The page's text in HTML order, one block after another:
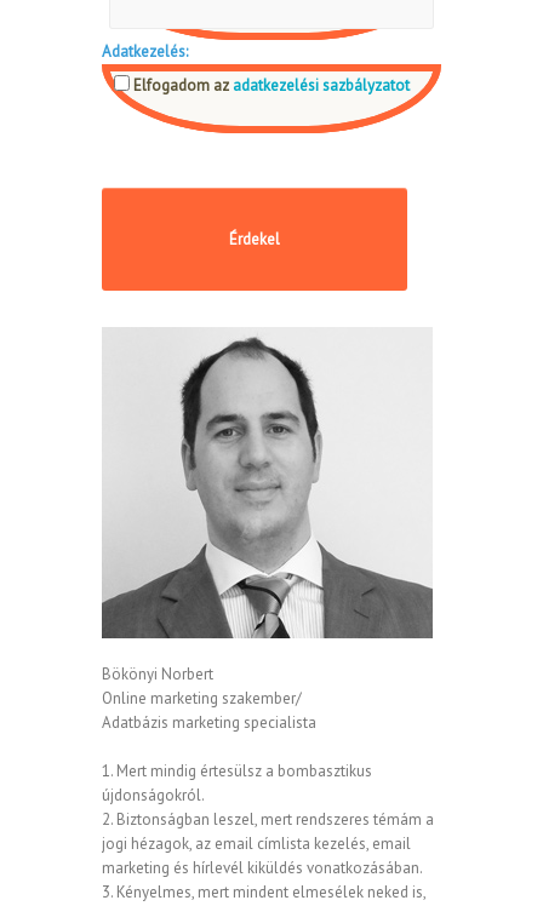
Adatkezelés:
Elfogadom az adatkezelési sazbályzatot
Bökönyi Norbert
Online marketing szakember/
Adatbázis marketing specialista
1. Mert mindig értesülsz a bombasztikus
újdonságokról.
2. Biztonságban leszel, mert rendszeres témám a
jogi hézagok, az email címlista kezelés, email
marketing és hírlevél kiküldés vonatkozásában.
3. Kényelmes, mert mindent elmesélek neked is,